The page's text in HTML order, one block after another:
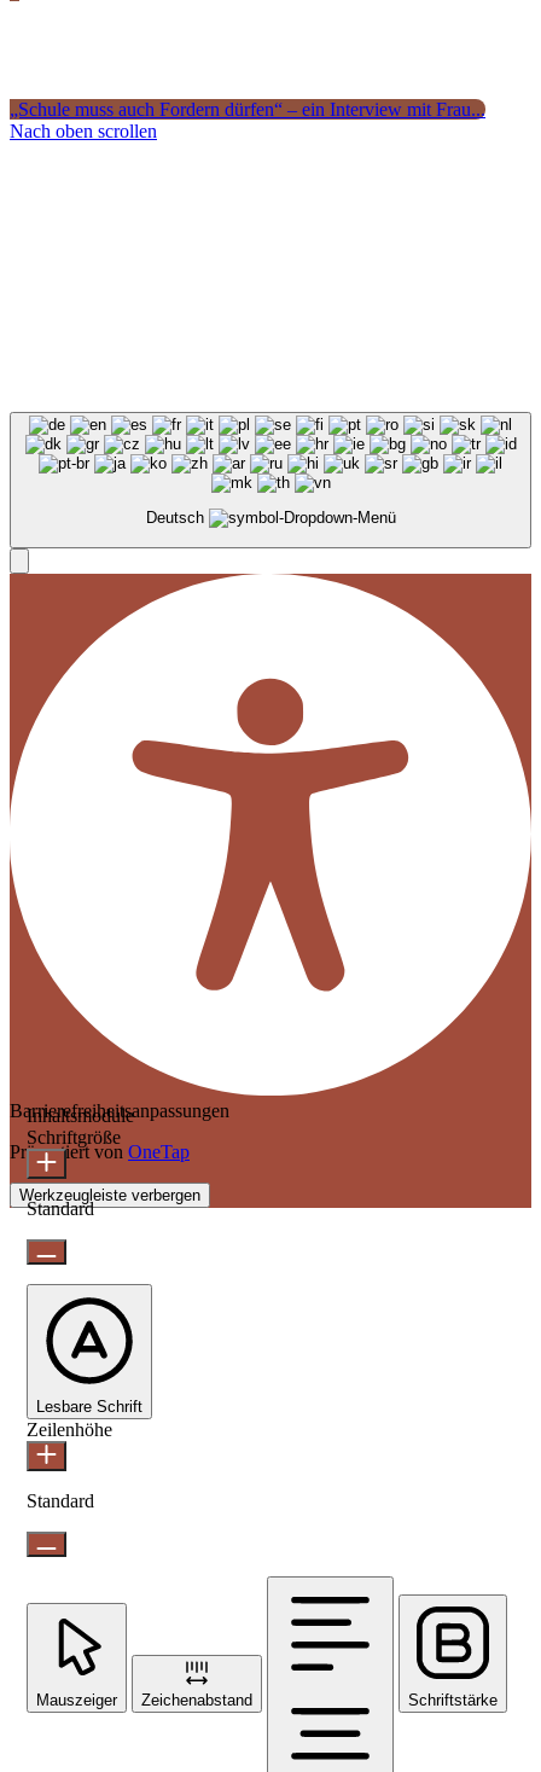
„Schule muss auch Fordern dürfen“ – ein Interview mit Frau...
Nach oben scrollen
Deutsch
Barrierefreiheitsanpassungen
Präsentiert von OneTap
Werkzeugleiste verbergen
Inhaltsmodule
Schriftgröße
Standard
Lesbare Schrift
Zeilenhöhe
Standard
Mauszeiger Zeichenabstand Schriftstärke